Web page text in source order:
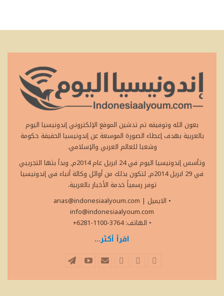
بعون الله وتوفيقه تم تدشين الموقع الإلكتروني إندونيسيا اليوم
بالعربية بهدف إعطاء الصورة الموسعة عن إندونيسيا الحقيقة حكومة
وشعبا للعالم العربي والإسلامي.
وتأسس إندونيسيا اليوم في 24 ابريل عام 2014م, وبدأ بثها التجريبي
في 29 ابريل 2014م, لتكون بذلك من أوائل وكالة أنباء في إندونيسيا
توفر رسمياً خدمة الأخبار بالعربية.
• الايميل
anas@indonesiaalyoum.com |
info@indonesiaalyoum.com
• الهاتف: 3764-1100-6281+
اقرأ أكثر...